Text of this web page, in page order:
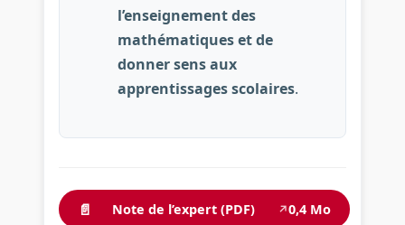
l’enseignement des
mathématiques et de
donner sens aux
apprentissages scolaires.
📄 Note de l’expert (PDF) ↗0,4 Mo